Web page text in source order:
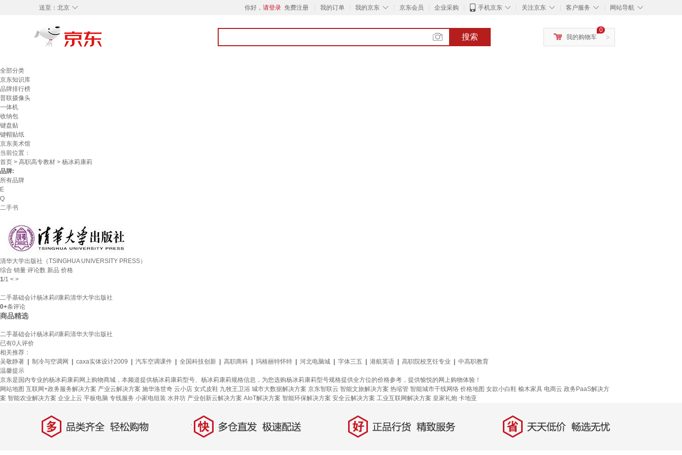
◇
送至： 北京 你好， 请登录 免费注册 我的订单 ◇
我的京东 京东会员 企业采购 ◇
手机京东 ◇
关注京东 ◇
客户服务 ◇
网站导航
搜索 >
0
我的购物车
全部分类
京东知识库
品牌排行榜
普联摄像头
一体机
收纳包
键盘贴
键帽贴纸
京东美术馆
当前位置：
首页 > 高职高专教材 > 杨冰莉康莉
品牌:
所有品牌
E
Q
二手书
清华大学出版社（TSINGHUA UNIVERSITY PRESS）
综合 销量 评论数 新品 价格
1/1 < >
二手基础会计杨冰莉//康莉清华大学出版社
0+条评论
商品精选
二手基础会计杨冰莉//康莉清华大学出版社
已有0人评价
相关推荐：
吴敬静著
制冷与空调网 caxa实体设计2009 汽车空调课件 全国科技创新 高职商科 玛格丽特怀特 河北电脑城 字体三五 港航英语 高职院校烹饪专业
中高职教育
温馨提示
京东是国内专业的杨冰莉康莉网上购物商城，本频道提供杨冰莉康莉型号、杨冰莉康莉规格信息，为您选购杨冰莉康莉型号规格提供全方位的价格参考，提供愉悦的网上购物体验！
网站地图 互联网+政务服务解决方案 产业云解决方案 施华洛世奇 云小店 女式皮鞋 九牧王卫浴 城市大数据解决方案 京东智联云 智能文旅解决方案 热缩管 智能城市干线网络 价格地图 女款小白鞋 榆木家具 电商云 政务PaaS解决方
案 智能农业解决方案 企业上云 平板电脑 专线服务 小家电组装 水井坊 产业创新云解决方案 AIoT解决方案 智能环保解决方案 安全云解决方案 工业互联网解决方案 皇家礼炮 卡地亚
多 品类齐全，轻松购物 快 多仓直发，极速配送 好 正品行货，精致服务 省 天天低价，畅选无忧